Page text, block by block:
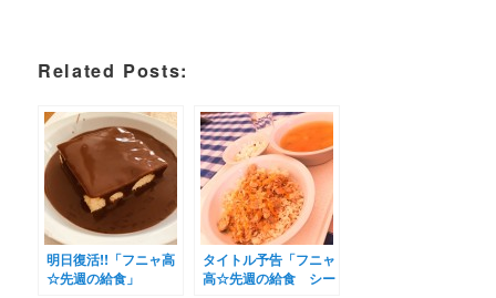
Related Posts:
明日復活!!「フニャ高
☆先週の給食」
タイトル予告「フニャ
高☆先週の給食 シー